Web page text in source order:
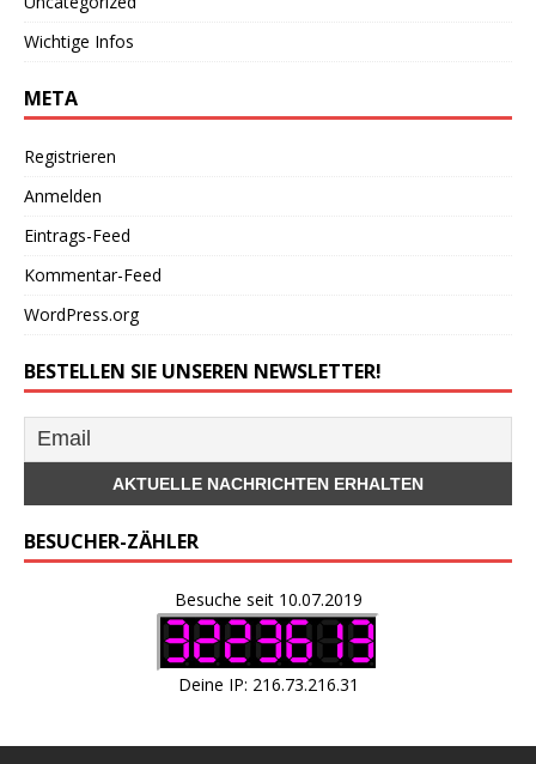
Wichtige Infos
META
Registrieren
Anmelden
Eintrags-Feed
Kommentar-Feed
WordPress.org
BESTELLEN SIE UNSEREN NEWSLETTER!
BESUCHER-ZÄHLER
Besuche seit 10.07.2019
Deine IP: 216.73.216.31